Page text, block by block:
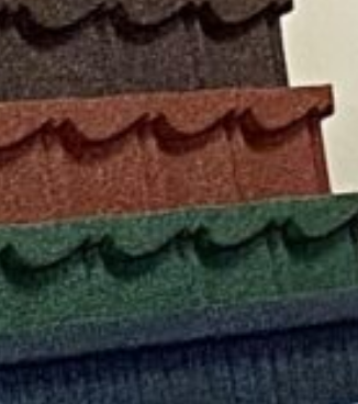
Миттєве
оформлення
Жодних